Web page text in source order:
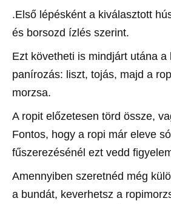
.Első lépésként a kiválasztott
és borsozd ízlés szerint.
Ezt követheti is mindjárt utána a
panírozás: liszt, tojás, majd a
morzsa.
A ropit előzetesen törd össze,
Fontos, hogy a ropi már eleve
fűszerezésénél ezt vedd
Amennyiben szeretnéd még
a bundát, keverhetsz a